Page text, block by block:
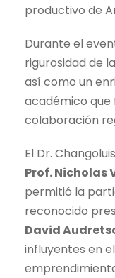
productivo de
Durante el
rigurosidad de
así como un
académico
colaboración
El Dr.
Prof. Nicholas
permitió la
reconocido
David
influyentes en